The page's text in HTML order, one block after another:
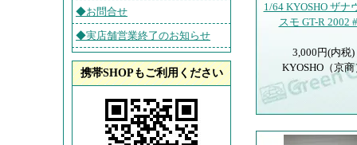
◆お問合せ
◆実店舗営業終了のお知らせ
携帯SHOPもご利用ください
1/64 KYOSHO ザナ
スモ GT-R 2002
3,000円(内税)
KYOSHO（京商